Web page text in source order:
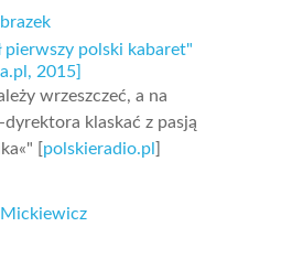
polski kabaret"
2015]
wrzeszczeć, a na
klaskać z pasją
[polskieradio.pl]